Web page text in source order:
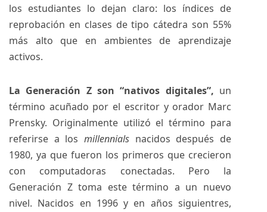
los estudiantes lo dejan claro: los índices de
reprobación en clases de tipo cátedra son 55%
más alto que en ambientes de aprendizaje
activos.
La Generación Z son “nativos digitales”, un
término acuñado por el escritor y orador Marc
Prensky. Originalmente utilizó el término para
referirse a los millennials nacidos después de
1980, ya que fueron los primeros que crecieron
con computadoras conectadas. Pero la
Generación Z toma este término a un nuevo
nivel. Nacidos en 1996 y en años siguientres,